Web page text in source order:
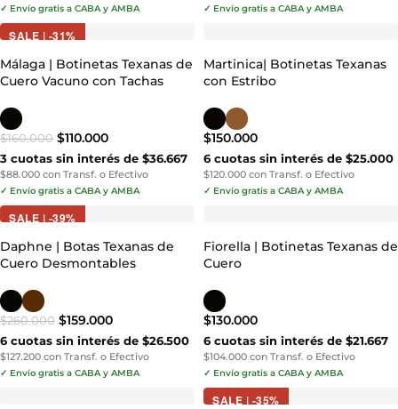
✓ Envío gratis a CABA y AMBA ✓ Envío gratis a CABA y AMBA
SALE | -31%
Málaga | Botinetas Texanas de
Cuero Vacuno con Tachas
$160.000 $110.000
3 cuotas sin interés de $36.667
$88.000 con Transf. o Efectivo
✓ Envío gratis a CABA y AMBA
Martinica| Botinetas Texanas
con Estribo
$150.000
6 cuotas sin interés de $25.000
$120.000 con Transf. o Efectivo
✓ Envío gratis a CABA y AMBA
SALE | -39%
Daphne | Botas Texanas de
Cuero Desmontables
$260.000 $159.000
6 cuotas sin interés de $26.500
$127.200 con Transf. o Efectivo
✓ Envío gratis a CABA y AMBA
Fiorella | Botinetas Texanas de
Cuero
$130.000
6 cuotas sin interés de $21.667
$104.000 con Transf. o Efectivo
✓ Envío gratis a CABA y AMBA
SALE | -35%